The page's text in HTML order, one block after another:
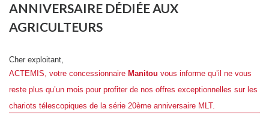
ANNIVERSAIRE DÉDIÉE AUX
AGRICULTEURS
Cher exploitant,
ACTEMIS, votre concessionnaire Manitou vous informe qu’il ne vous
reste plus qu’un mois pour profiter de nos offres exceptionnelles sur les
chariots télescopiques de la série 20ème anniversaire MLT.